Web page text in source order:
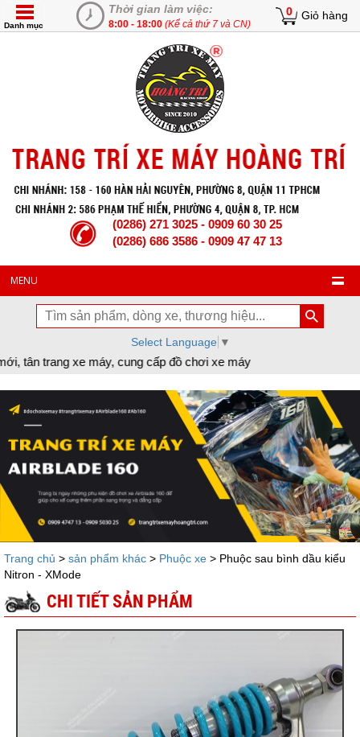
Thời gian làm việc:
8:00 - 18:00 (Kể cả thứ 7 và CN)
0 Giỏ hàng
Danh mục
(0286) 271 3025 - 0909 60 30 25
(0286) 686 3586 - 0909 47 47 13
MENU
Select Language ▼
xe máy, cung cấp đồ chơi xe máy
Trang chủ > sản phẩm khác > Phuộc xe > Phuộc sau bình dầu kiểu
Nitron - XMode
CHI TIẾT SẢN PHẨM